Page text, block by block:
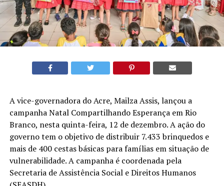
A vice-governadora do Acre, Mailza Assis, lançou a
campanha Natal Compartilhando Esperança em Rio
Branco, nesta quinta-feira, 12 de dezembro. A ação do
governo tem o objetivo de distribuir 7.433 brinquedos e
mais de 400 cestas básicas para famílias em situação de
vulnerabilidade. A campanha é coordenada pela
Secretaria de Assistência Social e Direitos Humanos